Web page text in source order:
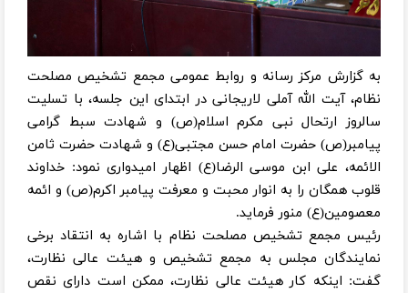
به گزارش مرکز رسانه و روابط عمومی مجمع تشخیص مصلحت
نظام، آیت الله آملی لاریجانی در ابتدای این جلسه، با تسلیت
سالروز ارتحال نبی مکرم اسلام(ص) و شهادت سبط گرامی
پیامبر(ص) حضرت امام حسن مجتبی(ع) و شهادت حضرت ثامن
الائمه، علی ابن موسی الرضا(ع) اظهار امیدواری نمود: خداوند
قلوب همگان را به انوار محبت و معرفت پیامبر اکرم(ص) و ائمه
معصومین(ع) منور فرماید.
رئیس مجمع تشخیص مصلحت نظام با اشاره به انتقاد برخی
نمایندگان مجلس به مجمع تشخیص و هیئت عالی نظارت،
گفت: اینکه کار هیئت عالی نظارت، ممکن است دارای نقص